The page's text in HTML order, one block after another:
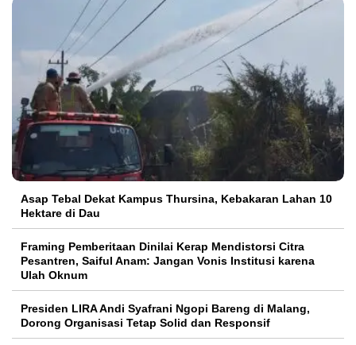
Asap Tebal Dekat Kampus Thursina, Kebakaran Lahan 10
Hektare di Dau
Framing Pemberitaan Dinilai Kerap Mendistorsi Citra
Pesantren, Saiful Anam: Jangan Vonis Institusi karena
Ulah Oknum
Presiden LIRA Andi Syafrani Ngopi Bareng di Malang,
Dorong Organisasi Tetap Solid dan Responsif